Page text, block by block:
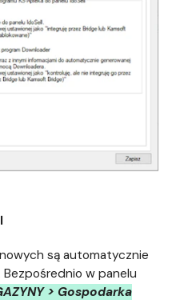
są automatycznie
Bezpośrednio w panelu
> Gospodarka